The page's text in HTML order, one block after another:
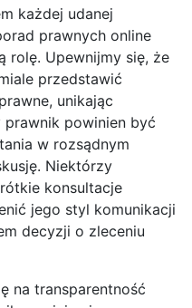
każdej udanej
prawnych online
rolę. Upewnijmy się, że
przedstawić
unikając
prawnik powinien być
w rozsądnym
Niektórzy
konsultacje
jego styl komunikacji
decyzji o zleceniu
na transparentność